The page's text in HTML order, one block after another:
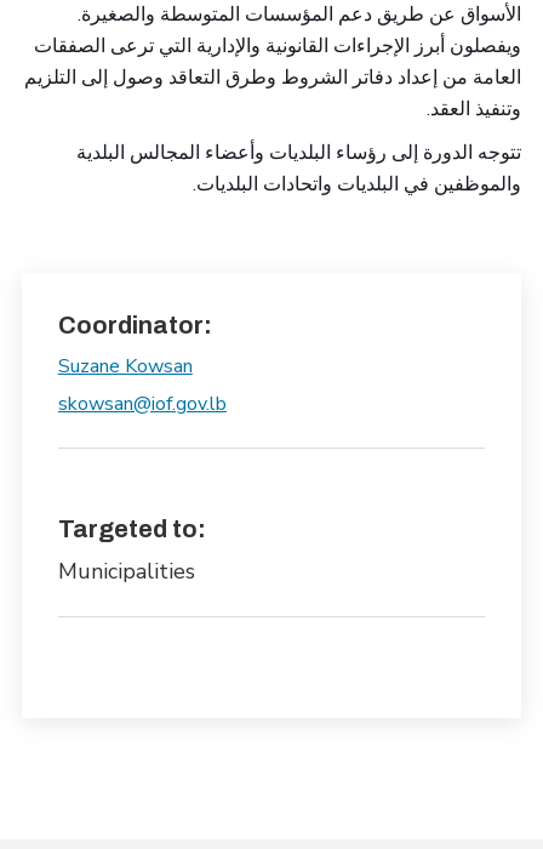
الأسواق عن طريق دعم المؤسسات المتوسطة والصغيرة.
ويفصلون أبرز الإجراءات القانونية والإدارية التي ترعى الصفقات
العامة من إعداد دفاتر الشروط وطرق التعاقد وصول إلى التلزيم
وتنفيذ العقد.
تتوجه الدورة إلى رؤساء البلديات وأعضاء المجالس البلدية
والموظفين في البلديات واتحادات البلديات.
Coordinator:
Suzane Kowsan
skowsan@iof.gov.lb
Targeted to:
Municipalities